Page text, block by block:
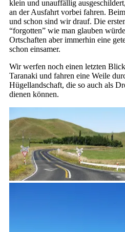
klein und unauffällig
an der Ausfahrt vorbei fahren.
und schon sind wir drauf. Die
“forgotten” wie man glauben
Ortschaften aber immerhin eine
schon einsamer.
Wir werfen noch einen letzten
Taranaki und fahren eine Weile
Hügellandschaft, die so auch als
dienen können.